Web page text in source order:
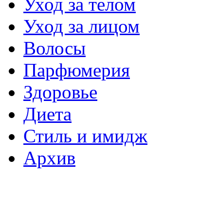
Уход за лицом
Волосы
Парфюмерия
Здоровье
Диета
Стиль и имидж
Архив